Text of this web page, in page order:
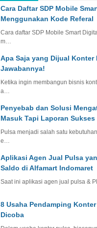
Cara Daftar SDP Mobile
Menggunakan Kode Referal
Cara daftar SDP Mobile Smart
m…
Apa Saja yang Dijual Konter
Jawabannya!
Ketika ingin membangun bisnis
a…
Penyebab dan Solusi
Masuk Tapi Laporan Sukses
Pulsa menjadi salah satu
e…
Aplikasi Agen Jual Pulsa
Saldo di Alfamart Indomaret
Saat ini aplikasi agen jual pulsa &
8 Usaha Pendamping
Dicoba